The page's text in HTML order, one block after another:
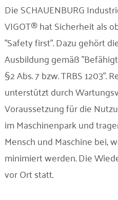
Die SCHAUENBURG
VIGOT® hat Sicherheit als
"Safety first". Dazu gehört
Ausbildung gemäß
§2 Abs. 7 bzw. TRBS 1203".
unterstützt durch
Voraussetzung für die
im Maschinenpark und
Mensch und Maschine bei,
minimiert werden. Die
vor Ort statt.